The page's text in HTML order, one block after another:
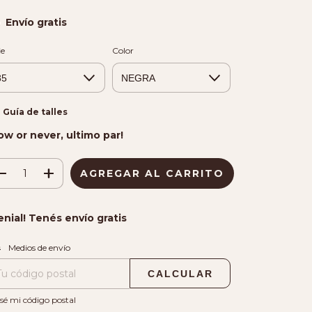
Envío gratis
Color
Guía de talles
or never, ultimo par!
Tenés envío gratis
para el CP:
Medios de envío
CALCULAR
mi código postal